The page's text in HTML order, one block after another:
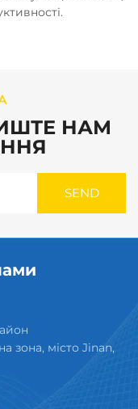
НАМ
зона, місто Jinan,